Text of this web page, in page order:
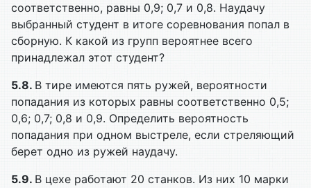
соответственно, равны 0,9; 0,7 и 0,8. Наудачу
выбранный студент в итоге соревнования попал в
сборную. К какой из групп вероятнее всего
принадлежал этот студент?
5.8. В тире имеются пять ружей, вероятности
попадания из которых равны соответственно 0,5;
0,6; 0,7; 0,8 и 0,9. Определить вероятность
попадания при одном выстреле, если стреляющий
берет одно из ружей наудачу.
5.9. В цехе работают 20 станков. Из них 10 марки